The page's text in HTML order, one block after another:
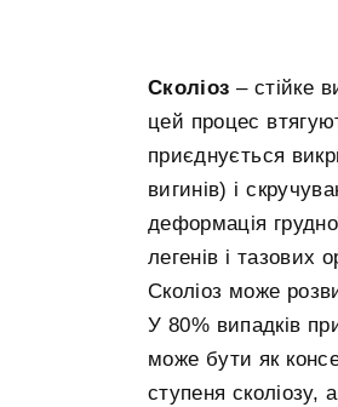
Сколіоз – стійке
цей процес
приєднується
вигинів) і
деформація
легенів і тазових
Сколіоз може
У 80% випадків
може бути як
ступеня сколіозу,